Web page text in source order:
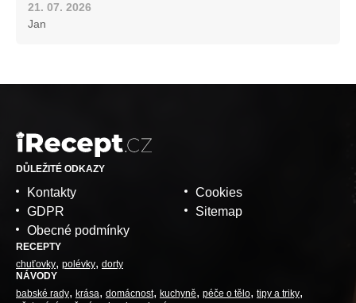
21. 07. 2026
Jan
DŮLEŽITÉ ODKAZY
Kontakty
GDPR
Obecné podmínky
Cookies
Sitemap
RECEPTY
chuťovky polévky dorty
NÁVODY
babské rady
krása domácnost kuchyně péče o tělo tipy a triky